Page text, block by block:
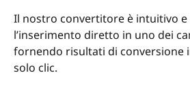
Il nostro convertitore è intuitivo e
l’inserimento diretto in uno dei
fornendo risultati di conversione
solo clic.